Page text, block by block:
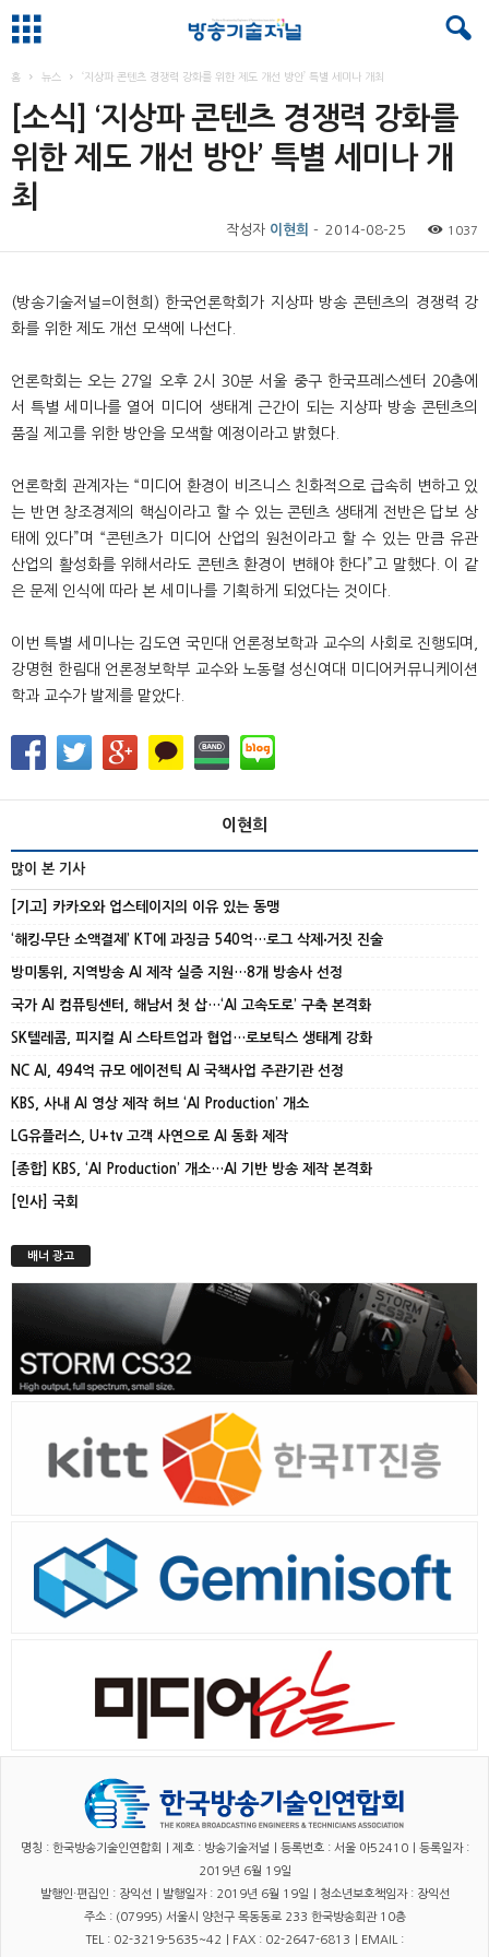
홈 뉴스 ‘지상파 콘텐츠 경쟁력 강화를 위한 제도 개선 방안’ 특별 세미나 개최
[소식] ‘지상파 콘텐츠 경쟁력 강화를
위한 제도 개선 방안’ 특별 세미나 개
최
작성자 이현희 - 2014-08-25 1037
(방송기술저널=이현희 ) 한국언론학회가 지상파 방송 콘텐츠의 경쟁력 강
화를 위한 제도 개선 모색에 나선다
언론학회는 오는 27일 오후 2시30분 서울 중구 한국프레스센터 20층에
서 특별 세미나를 열어 미디어 생태계 근간이 되는 지상파 방송 콘텐츠의
품질 제고를 위한 방안을 모색할 예정이라고 밝혔다
언론학회 관계자는 “ 미디어 환경이 비즈니스 친화적으로 급속히 변하고 있
는 반면 창조경제의 핵심이라고 할 수 있는 콘텐츠 생태계 전반은 답보 상
태에 있다”며 “콘텐츠가 미디어 산업의 원천이라고 할 수 있는 만큼 유관
산업의 활성화를 위해서라도 콘텐츠 환경이 변해야 한다”고 말했다. 이 같
은 문제 인식에 따라 본 세미나를 기획하게 되었다는 것이다
이번 특별 세미나는 김도연 국민대 언론정보학과 교수의 사회로 진행되며
강명현 한림대 언론정보학부 교수와 노동렬 성신여대 미디어커뮤니케이션
학과 교수가 발제를 맡았다
이현희
많이 본 기사
[기고] 카카오와 업스테이지의 이유 있는 동맹
‘해킹‧무단 소액결제’ KT에 과징금 540억…로그 삭제‧거짓 진술
방미통위, 지역방송 AI 제작 실증 지원…8개 방송사 선정
국가 AI 컴퓨팅센터, 해남서 첫 삽…‘AI 고속도로’ 구축 본격화
SK텔레콤, 피지컬 AI 스타트업과 협업…로보틱스 생태계 강화
NC AI, 494억 규모 에이전틱 AI 국책사업 주관기관 선정
KBS, 사내 AI 영상 제작 허브 ‘AI Production’ 개소
LG유플러스, U+tv 고객 사연으로 AI 동화 제작
[종합] KBS, ‘AI Production’ 개소…AI 기반 방송 제작 본격화
[인사] 국회
배너 광고
명칭 : 한국방송기술인연합회｜제호 : 방송기술저널｜등록번호 : 서울 아52410｜등록일자 :
2019년 6월 19일
발행인·편집인 : 장익선｜발행일자 : 2019년 6월 19일｜청소년보호책임자 : 장익선
주소 : (07995) 서울시 양천구 목동동로 233 한국방송회관 10층
TEL : 02-3219-5635~42｜FAX : 02-2647-6813｜EMAIL :